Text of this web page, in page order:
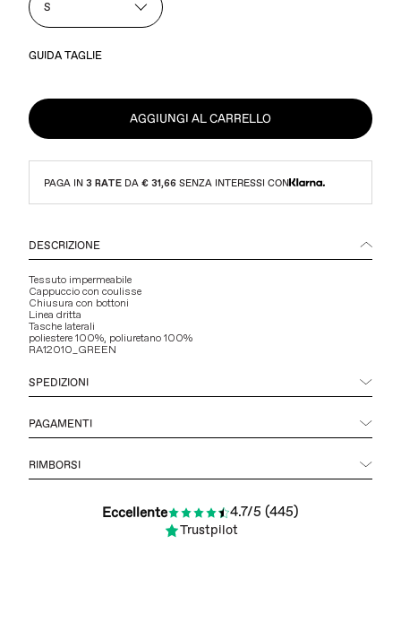
S
GUIDA TAGLIE
AGGIUNGI AL CARRELLO
PAGA IN 3 RATE DA € 31,66 SENZA INTERESSI CON
DESCRIZIONE
Tessuto impermeabile
Cappuccio con coulisse
Chiusura con bottoni
Linea dritta
Tasche laterali
poliestere 100%, poliuretano 100%
RA12010_GREEN
SPEDIZIONI
PAGAMENTI
RIMBORSI
Eccellente 4.7/5 (445)
Trustpilot